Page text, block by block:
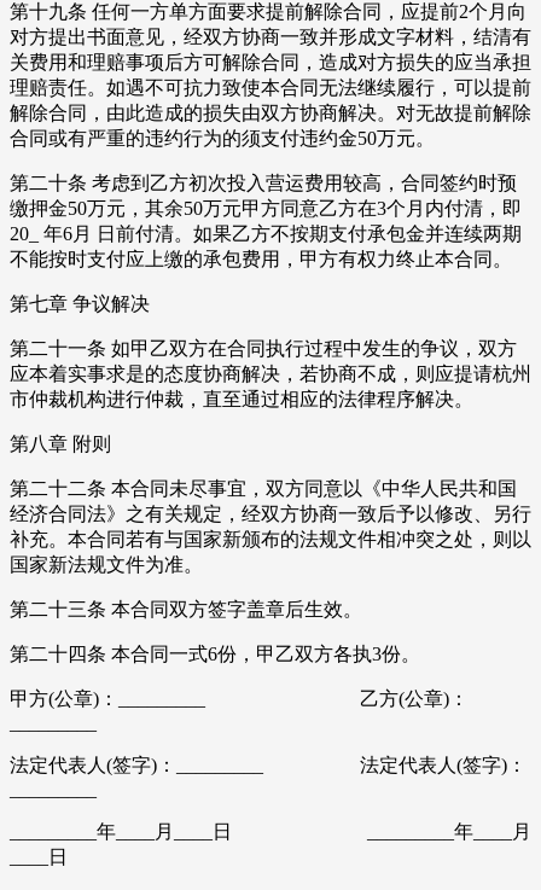
第十九条 任何一方单方面要求提前解除合同，应提前2个月向
对方提出书面意见，经双方协商一致并形成文字材料，结清有
关费用和理赔事项后方可解除合同，造成对方损失的应当承担
理赔责任。如遇不可抗力致使本合同无法继续履行，可以提前
解除合同，由此造成的损失由双方协商解决。对无故提前解除
合同或有严重的违约行为的须支付违约金50万元。
第二十条 考虑到乙方初次投入营运费用较高，合同签约时预
缴押金50万元，其余50万元甲方同意乙方在3个月内付清，即
20_ 年6月 日前付清。如果乙方不按期支付承包金并连续两期
不能按时支付应上缴的承包费用，甲方有权力终止本合同。
第七章 争议解决
第二十一条 如甲乙双方在合同执行过程中发生的争议，双方
应本着实事求是的态度协商解决，若协商不成，则应提请杭州
市仲裁机构进行仲裁，直至通过相应的法律程序解决。
第八章 附则
第二十二条 本合同未尽事宜，双方同意以《中华人民共和国
经济合同法》之有关规定，经双方协商一致后予以修改、另行
补充。本合同若有与国家新颁布的法规文件相冲突之处，则以
国家新法规文件为准。
第二十三条 本合同双方签字盖章后生效。
第二十四条 本合同一式6份，甲乙双方各执3份。
甲方(公章)：_________ 乙方(公章)：
法定代表人(签字)：_________ 法定代表人(签字)：
_________年____月____日 _________年____月
____日